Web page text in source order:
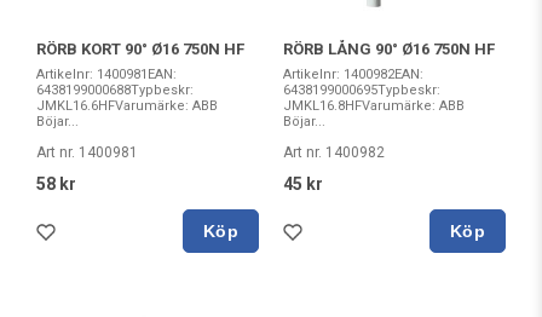
RÖRB KORT 90° Ø16 750N HF
Artikelnr: 1400981EAN:
6438199000688Typbeskr:
JMKL16.6HFVarumärke: ABB
Böjar...
Art nr. 1400981
58 kr
Köp
RÖRB LÅNG 90° Ø16 750N HF
Artikelnr: 1400982EAN:
6438199000695Typbeskr:
JMKL16.8HFVarumärke: ABB
Böjar...
Art nr. 1400982
45 kr
Köp